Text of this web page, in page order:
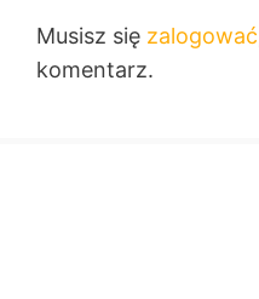
Musisz się zalogować
komentarz.